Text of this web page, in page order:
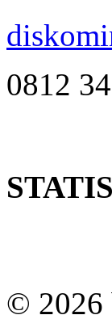
0812
© 2026